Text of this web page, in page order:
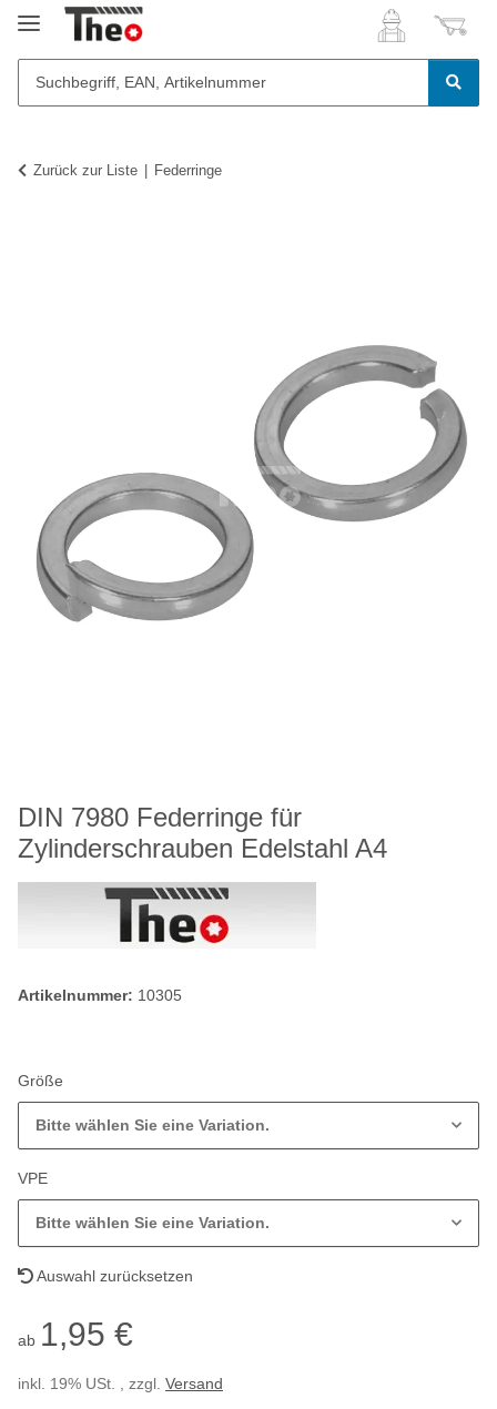
Zurück zur Liste Federringe
DIN 7980 Federringe für
Zylinderschrauben Edelstahl A4
Artikelnummer: 10305
Größe
Bitte wählen Sie eine Variation.
VPE
Bitte wählen Sie eine Variation.
Auswahl zurücksetzen
ab 1,95 €
inkl. 19% USt. , zzgl. Versand